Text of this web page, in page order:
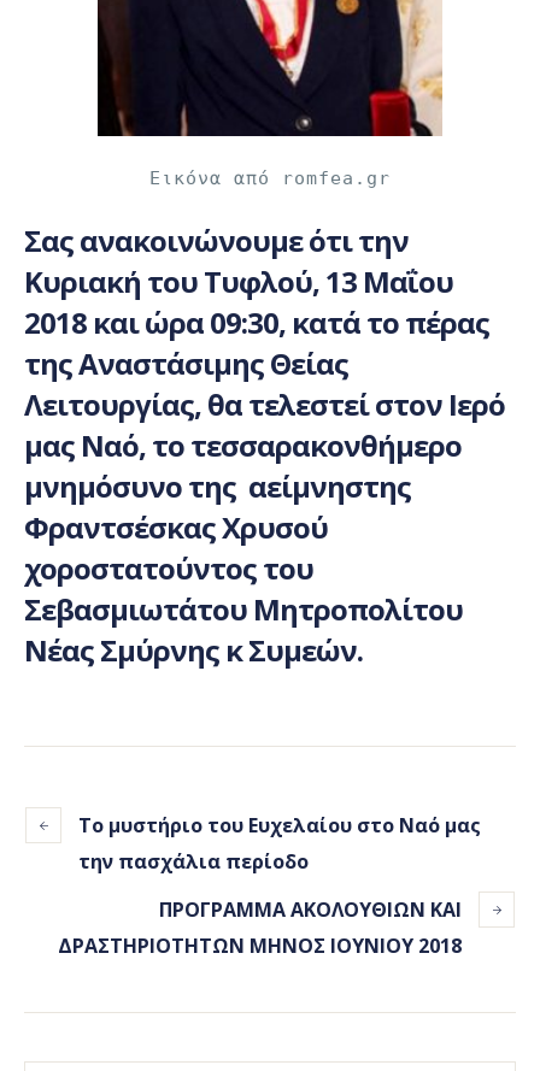
Εικόνα από romfea.gr
Σας ανακοινώνουμε ότι την
Κυριακή του Τυφλού, 13 Μαΐου
2018 και ώρα 09:30, κατά το πέρας
της Αναστάσιμης Θείας
Λειτουργίας, θα τελεστεί στον Ιερό
μας Ναό, το τεσσαρακονθήμερο
μνημόσυνο της αείμνηστης
Φραντσέσκας Χρυσού
χοροστατούντος του
Σεβασμιωτάτου Μητροπολίτου
Νέας Σμύρνης κ Συμεών.
Το μυστήριο του Ευχελαίου στο Ναό μας
την πασχάλια περίοδο
ΠΡΟΓΡΑΜΜΑ ΑΚΟΛΟΥΘΙΩΝ ΚΑΙ
ΔΡΑΣΤΗΡΙΟΤΗΤΩΝ ΜΗΝΟΣ ΙΟΥΝΙΟΥ 2018